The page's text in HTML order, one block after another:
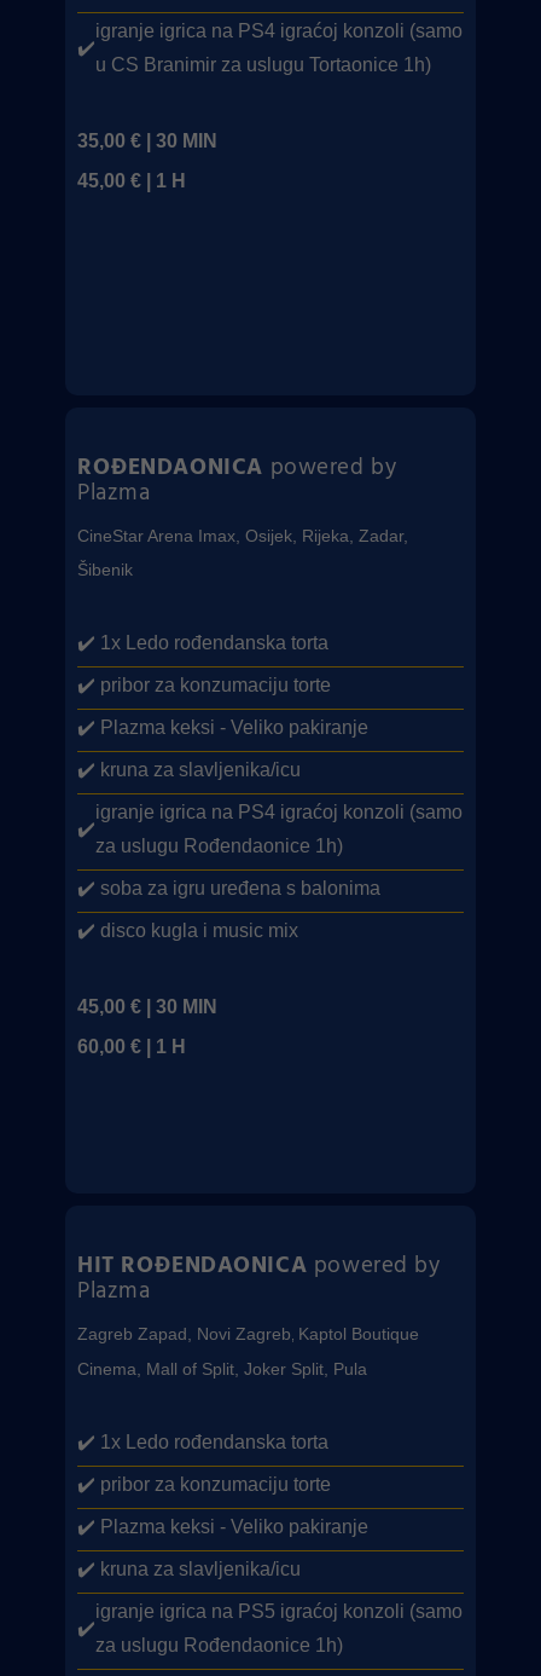
✔️
igranje igrica na PS4 igraćoj konzoli (samo
u CS Branimir za uslugu Tortaonice 1h)
35,00 € | 30 MIN
45,00 € | 1 H
ROĐENDAONICA powered by
Plazma
CineStar Arena Imax, Osijek, Rijeka, Zadar,
Šibenik
✔️ 1x Ledo rođendanska torta
✔️ pribor za konzumaciju torte
✔️ Plazma keksi - Veliko pakiranje
✔️ kruna za slavljenika/icu
✔️
igranje igrica na PS4 igraćoj konzoli (samo
za uslugu Rođendaonice 1h)
✔️ soba za igru uređena s balonima
✔️ disco kugla i music mix
45,00 € | 30 MIN
60,00 € | 1 H
HIT ROĐENDAONICA powered by
Plazma
Zagreb Zapad, Novi Zagreb Kaptol Boutique
Cinema, Mall of Split, Joker Split, Pula
✔️ 1x Ledo rođendanska torta
✔️ pribor za konzumaciju torte
✔️ Plazma keksi - Veliko pakiranje
✔️ kruna za slavljenika/icu
✔️
igranje igrica na PS5 igraćoj konzoli (samo
za uslugu Rođendaonice 1h)